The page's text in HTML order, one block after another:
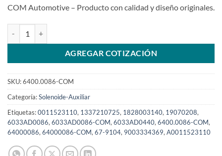
COM Automotive – Producto con calidad y diseño originales.
AGREGAR COTIZACIÓN
SKU:6400.0086-COM
Categoría:Solenoide-Auxiliar
Etiquetas:0011523110, 1337210725, 1828003140, 19070208,
6033AD0086, 6033AD0086-COM, 6033AD0440, 6400.0086-COM,
64000086, 64000086-COM, 67-9104, 9003334369, A0011523110